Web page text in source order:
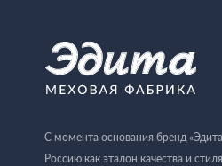
С момента основания бренд
Россию как эталон качества и